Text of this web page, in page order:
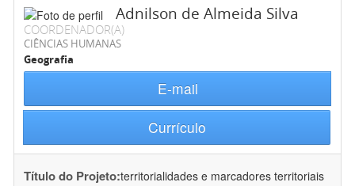
Adnilson de Almeida Silva
COORDENADOR(A)
CIÊNCIAS HUMANAS
Geografia
E-mail
Currículo
Título do Projeto:territorialidades e marcadores territoriais